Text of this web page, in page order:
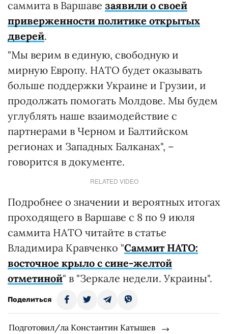
саммита в Варшаве заявили о своей
приверженности политике открытых
дверей.
"Мы верим в единую, свободную и
мирную Европу. НАТО будет оказывать
больше поддержки Украине и Грузии, и
продолжать помогать Молдове. Мы будем
углублять наше взаимодействие с
партнерами в Черном и Балтийском
регионах и Западных Балканах", –
говорится в документе.
RELATED VIDEO
Подробнее о значении и вероятных итогах
проходящего в Варшаве с 8 по 9 июля
саммита НАТО читайте в статье
Владимира Кравченко "Саммит НАТО:
восточное крыло с сине-желтой
отметиной" в "Зеркале недели. Украины".
Поделиться
Подготовил/ла Константин Катышев